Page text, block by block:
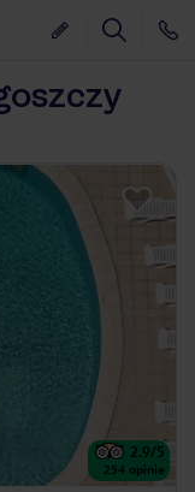
2.9/5
254 opinie